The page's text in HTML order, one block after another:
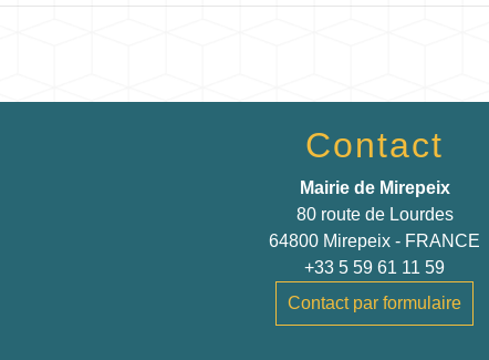
Contact
Mairie de Mirepeix
80 route de Lourdes
64800 Mirepeix - FRANCE
+33 5 59 61 11 59
Contact par formulaire